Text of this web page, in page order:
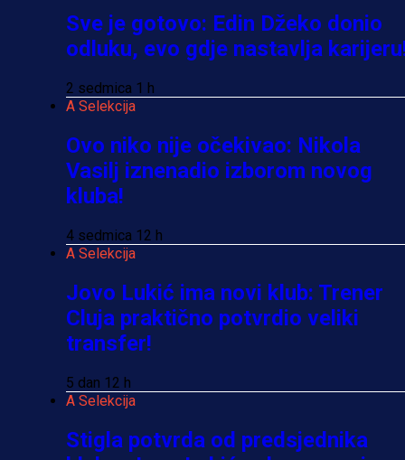
Sve je gotovo: Edin Džeko donio
odluku, evo gdje nastavlja
2 sedmica 1 h
A Selekcija
Ovo niko nije očekivao: Nikola
Vasilj iznenadio izborom novog
kluba!
4 sedmica 12 h
A Selekcija
Jovo Lukić ima novi klub: Trener
Cluja praktično potvrdio veliki
transfer!
5 dan 12 h
A Selekcija
Stigla potvrda od predsjednika